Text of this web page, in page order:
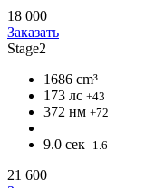
18 000
Заказать
Stage2
1686 cm³
173 лс +43
372 нм +72
9.0 сек -1.6
21 600